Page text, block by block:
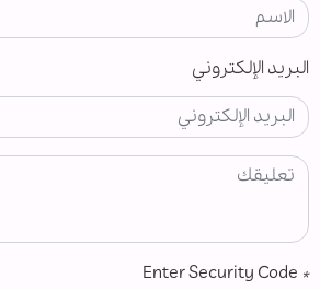
البريد الإلكتروني
*